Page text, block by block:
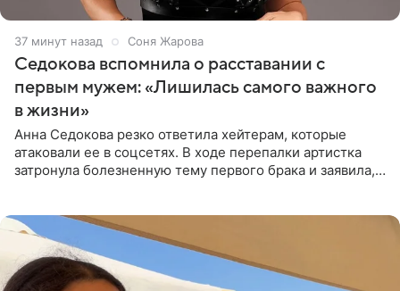
37 минут назад Соня Жарова
Седокова вспомнила о расставании с
первым мужем: «Лишилась самого важного
в жизни»
Анна Седокова резко ответила хейтерам, которые
атаковали ее в соцсетях. В ходе перепалки артистка
затронула болезненную тему первого брака и заявила,